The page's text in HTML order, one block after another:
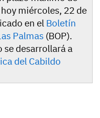
miércoles, 22 de
en el Boletín
Palmas (BOP).
desarrollará a
del Cabildo